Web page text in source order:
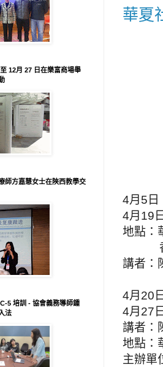
華夏
4月5日
4月19
地點：
香港
講者：
4月20
4月27
講者
地點：
主辦單
12月 27 日在樂富商場舉
師方嘉慧女士在陝西教學交
5 培訓 - 協會義務導師鍾
法